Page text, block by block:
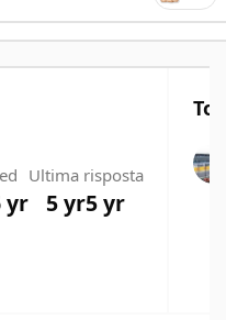
yr
Ultima risposta
5 yr5 yr